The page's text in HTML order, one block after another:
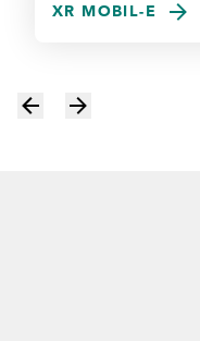
XR MOBIL-E